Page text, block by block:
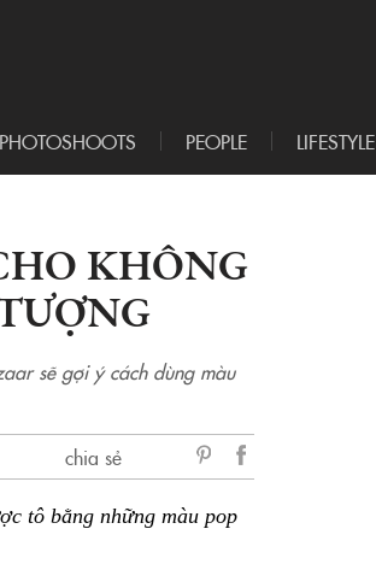
PHOTOSHOOTS PEOPLE LIFESTYLE
KHÔNG
sẽ gợi ý cách dùng màu
chia sẻ
Facebook
tô bằng những màu pop